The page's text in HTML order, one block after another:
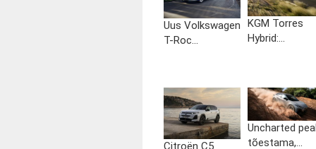
Uus Volkswagen
T-Roc...
KGM Torres
Hybrid:...
Citroën C5
Uncharted
tõestama,...